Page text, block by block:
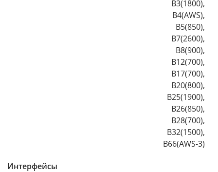
B3(1800),
B4(AWS),
B5(850),
B7(2600),
B8(900),
B12(700),
B17(700),
B20(800),
B25(1900),
B26(850),
B28(700),
B32(1500),
B66(AWS-3)
Интерфейсы